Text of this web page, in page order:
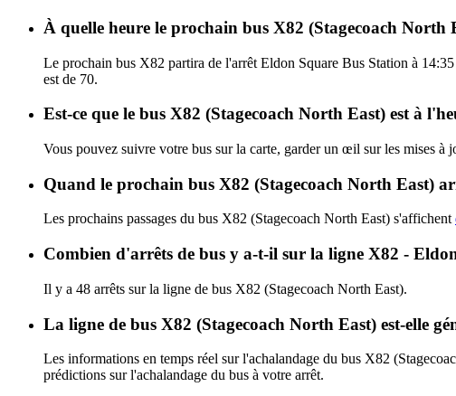
À quelle heure le prochain bus X82 (Stagecoach
Le prochain bus X82 partira de l'arrêt Eldon Square Bus Station à
est de 70.
Est-ce que le bus X82 (Stagecoach North East) est à
Vous pouvez suivre votre bus sur la carte, garder un œil sur les mises
Quand le prochain bus X82 (Stagecoach North East)
Les prochains passages du bus X82 (Stagecoach North East) s'affichent
Combien d'arrêts de bus y a-t-il sur la ligne X82 -
Il y a 48 arrêts sur la ligne de bus X82 (Stagecoach North East).
La ligne de bus X82 (Stagecoach North East) est-elle
Les informations en temps réel sur l'achalandage du bus X82
prédictions sur l'achalandage du bus à votre arrêt.